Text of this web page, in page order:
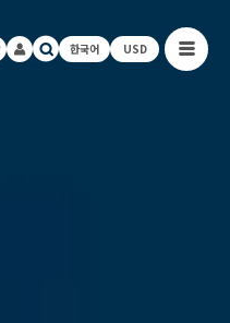
한국어 USD